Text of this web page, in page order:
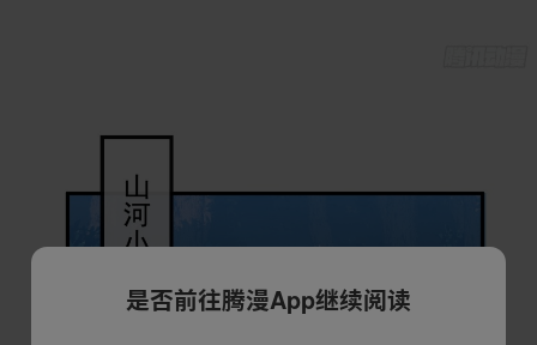
是否前往腾漫App继续阅读